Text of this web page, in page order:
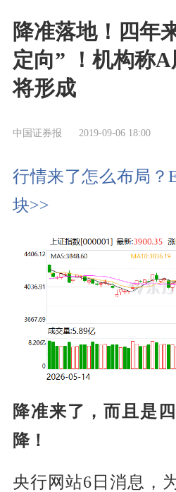
降准落地！四年
定向” ！机构称
将形成
中国证券报 2019-09-06 18:00
行情来了怎么布局？
块>>
降准来了，而且是
降！
央行网站6日消息，